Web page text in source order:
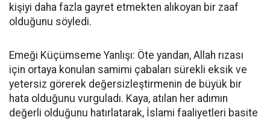
kişiyi daha fazla gayret etmekten alıkoyan bir zaaf
olduğunu söyledi.
Emeği Küçümseme Yanlışı: Öte yandan, Allah rızası
için ortaya konulan samimi çabaları sürekli eksik ve
yetersiz görerek değersizleştirmenin de büyük bir
hata olduğunu vurguladı. Kaya, atılan her adımın
değerli olduğunu hatırlatarak, İslami faaliyetleri basite